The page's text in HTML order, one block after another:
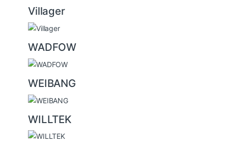
Villager
WADFOW
WEIBANG
WILLTEK